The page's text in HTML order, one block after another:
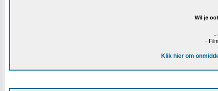
Wil je
-
-
Klik hier om